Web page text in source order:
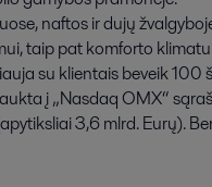
naftos ir dujų
taip pat komforto
su klientais beveik 100
į „Nasdaq OMX“
3,6 mlrd. Eurų).